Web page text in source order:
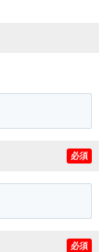
必須
必須